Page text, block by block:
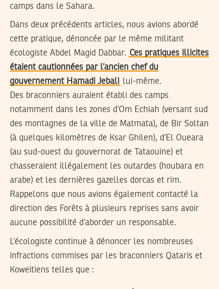
camps dans le Sahara.
Dans deux précédents articles, nous avions abordé
cette pratique, dénoncée par le même militant
écologiste Abdel Magid Dabbar. Ces pratiques illicites
étaient cautionnées par l’ancien chef du
gouvernement Hamadi Jebali lui-même.
Des braconniers auraient établi des camps
notamment dans les zones d’Om Echiah (versant sud
des montagnes de la ville de Matmata), de Bir Soltan
(à quelques kilomètres de Ksar Ghilen), d’El Oueara
(au sud-ouest du gouvernorat de Tataouine) et
chasseraient illégalement les outardes (houbara en
arabe) et les dernières gazelles dorcas et rim.
Rappelons que nous avions également contacté la
direction des Forêts à plusieurs reprises sans avoir
aucune possibilité d’aborder un responsable.
L’écologiste continue à dénoncer les nombreuses
infractions commises par les braconniers Qataris et
Koweitiens telles que :